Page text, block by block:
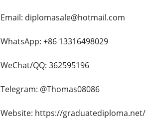
Email: diplomasale@hotmail.com
WhatsApp: +86 13316498029
WeChat/QQ: 362595196
Telegram: @Thomas08086
Website: https://graduatediploma.net/